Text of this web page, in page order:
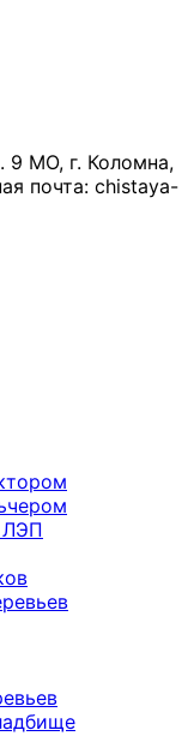
9 МО, г. Коломна,
почта: chistaya-
ЛЭП